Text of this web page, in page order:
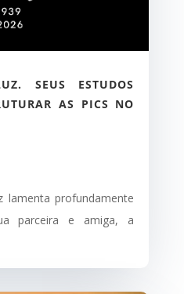
SEUS ESTUDOS
AS PICS NO
lamenta profundamente
parceira e amiga, a